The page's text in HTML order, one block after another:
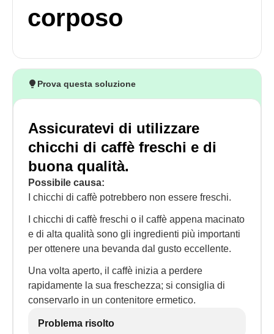
corposo
Prova questa soluzione
Assicuratevi di utilizzare
chicchi di caffè freschi e di
buona qualità.
Possibile causa:
I chicchi di caffè potrebbero non essere freschi.
I chicchi di caffè freschi o il caffè appena macinato
e di alta qualità sono gli ingredienti più importanti
per ottenere una bevanda dal gusto eccellente.
Una volta aperto, il caffè inizia a perdere
rapidamente la sua freschezza; si consiglia di
conservarlo in un contenitore ermetico.
Problema risolto